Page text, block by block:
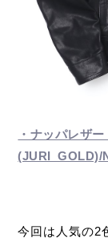
・ナッパレザ
(JURI_GOLD)/
今回は人気の2